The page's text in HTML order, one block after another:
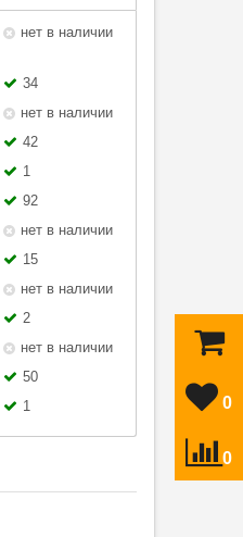
0
0
нет в наличии
34
нет в наличии
42
1
92
нет в наличии
15
нет в наличии
2
нет в наличии
50
1